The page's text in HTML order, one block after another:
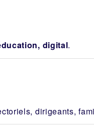
digital.
dirigeants,